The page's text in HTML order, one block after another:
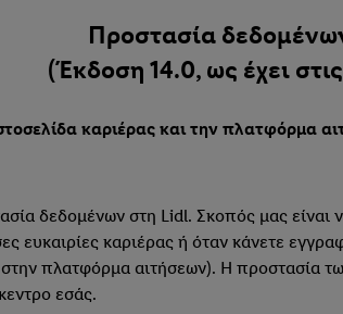
Προστασία
(Έκδοση 14.0, ως έχει
καριέρας και την πλατφόρμα
δεδομένων στη Lidl. Σκοπός μας
ευκαιρίες καριέρας ή όταν κάνετε
στην πλατφόρμα αιτήσεων). Η
εσάς.